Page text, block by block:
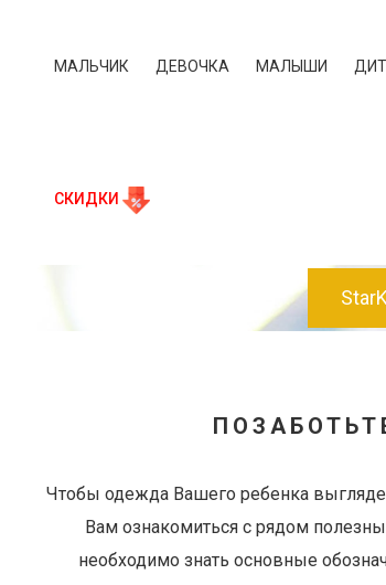
МАЛЬЧИК ДЕВОЧКА МАЛЫШИ
СКИДКИ
Чтобы одежда Вашего ребенка
Вам ознакомиться с рядом
необходимо знать основные